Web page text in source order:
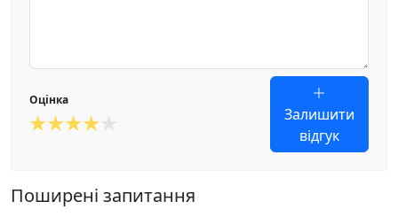
Оцінка
Залишити
відгук
Поширені запитання